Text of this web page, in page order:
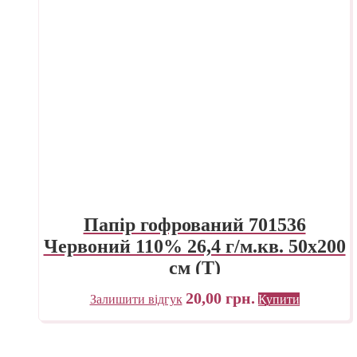
Папір гофрований 701536
Червоний 110% 26,4 г/м.кв. 50х200
см (Т)
Залишити відгук 20,00 грн. Купити